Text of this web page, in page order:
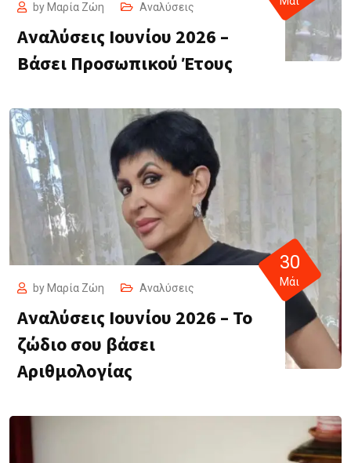
by Μαρία Ζώη Αναλύσεις
Αναλύσεις Ιουνίου 2026 –
Βάσει Προσωπικού Έτους
by Μαρία Ζώη Αναλύσεις
Αναλύσεις Ιουνίου 2026 – Το
ζώδιο σου βάσει
Αριθμολογίας
30
Μάι